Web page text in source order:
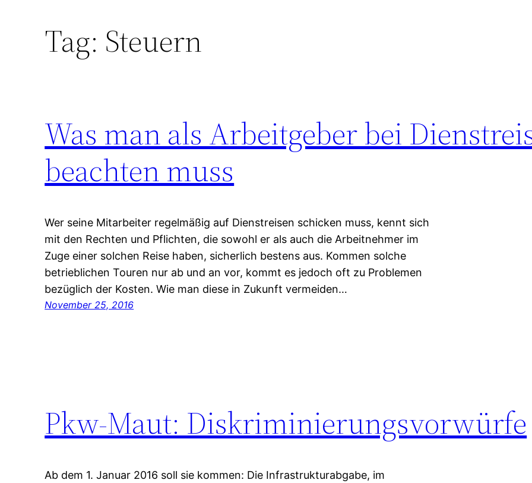
Tag: Steuern
Was man als Arbeitgeber bei
beachten muss
Wer seine Mitarbeiter regelmäßig auf Dienstreisen schicken muss, kennt sich
mit den Rechten und Pflichten, die sowohl er als auch die Arbeitnehmer im
Zuge einer solchen Reise haben, sicherlich bestens aus. Kommen solche
betrieblichen Touren nur ab und an vor, kommt es jedoch oft zu Problemen
bezüglich der Kosten. Wie man diese in Zukunft vermeiden…
November 25, 2016
Pkw-Maut: Diskriminierungsvorwürfe
Ab dem 1. Januar 2016 soll sie kommen: Die Infrastrukturabgabe, im